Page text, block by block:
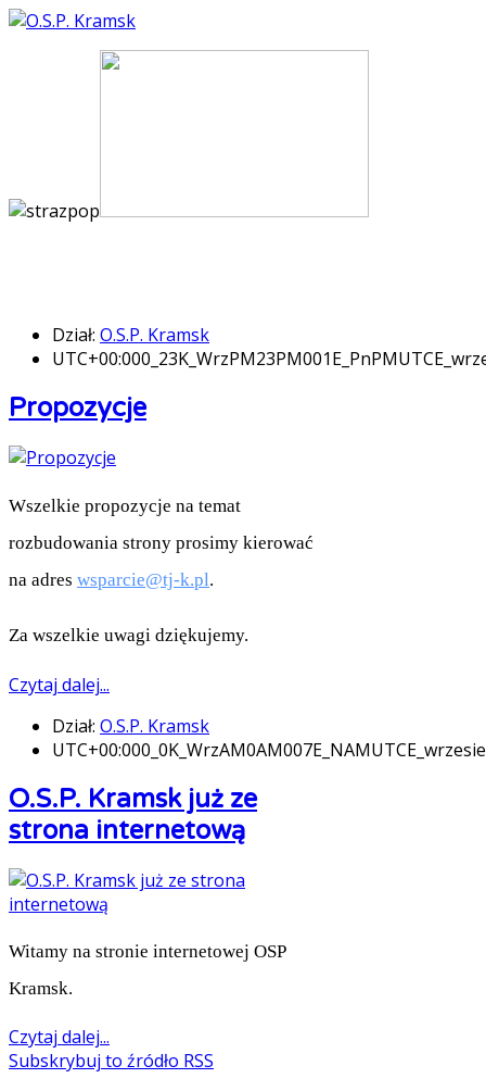
Dział: O.S.P. Kramsk
Propozycje
Wszelkie propozycje na temat
rozbudowania strony prosimy kierować
na adres wsparcie@tj-k.pl.
Za wszelkie uwagi dziękujemy.
Czytaj dalej...
Dział: O.S.P. Kramsk
O.S.P. Kramsk już ze
strona internetową
Witamy na stronie internetowej OSP
Kramsk.
Czytaj dalej...
Subskrybuj to źródło RSS